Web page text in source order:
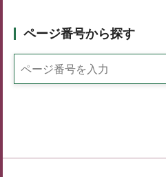
ページ番号から探す